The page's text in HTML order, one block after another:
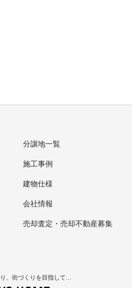
分譲地一覧
施工事例
建物仕様
会社情報
売却査定・売却不動産募集
、街づくりを目指して…